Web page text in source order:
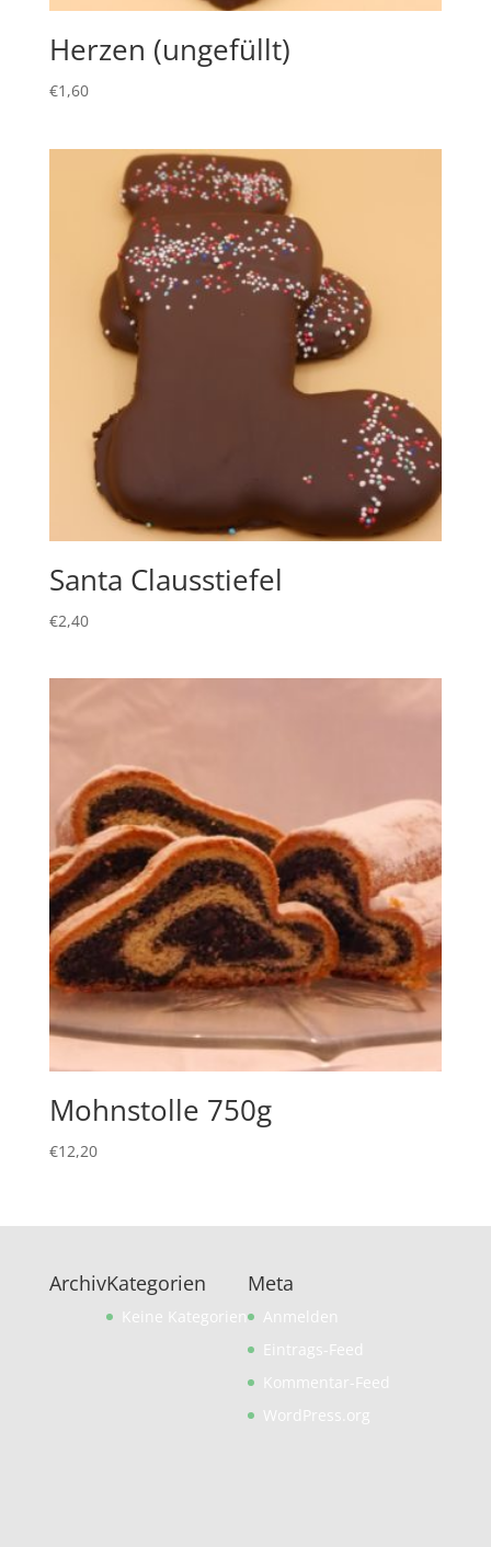
Herzen (ungefüllt)
€1,60
Santa Clausstiefel
€2,40
Mohnstolle 750g
€12,20
ArchivKategorien
Keine Kategorien
Meta
Anmelden
Eintrags-Feed
Kommentar-Feed
WordPress.org